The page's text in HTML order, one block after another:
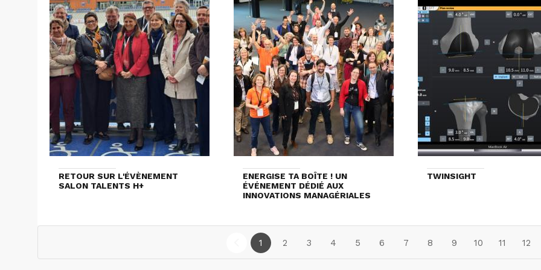
RETOUR SUR L'ÉVÈNEMENT
SALON TALENTS H+
ENERGISE TA BOÎTE ! UN
ÉVÉNEMENT DÉDIÉ AUX
INNOVATIONS MANAGÉRIALES
TWINSIGHT
1 2 3 4 5 6 7 8 9 10 11 12